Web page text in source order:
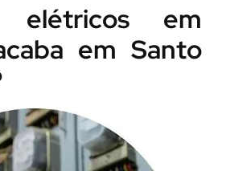
elétricos em
em Santo